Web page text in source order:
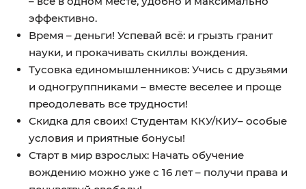
Открыт набор в новую группу на обучение
вождению прямо на базе нашего колледжа!
Что это значит?
Учиться вождению сразу после пар?
Никаких мучений с транспортом и
– всё в одном месте, удобно и
эффективно.
Время – деньги! Успевай всё: и грызть
науки, и прокачивать скиллы вождения.